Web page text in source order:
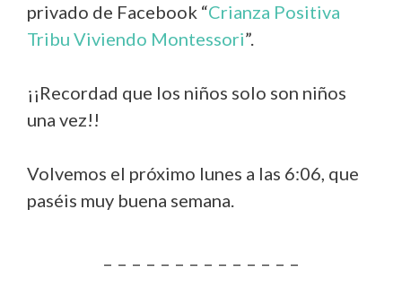
privado de Facebook “Crianza Positiva
Tribu Viviendo Montessori”.
¡¡Recordad que los niños solo son niños
una vez!!
Volvemos el próximo lunes a las 6:06, que
paséis muy buena semana.
– – – – – – – – – – – – – –